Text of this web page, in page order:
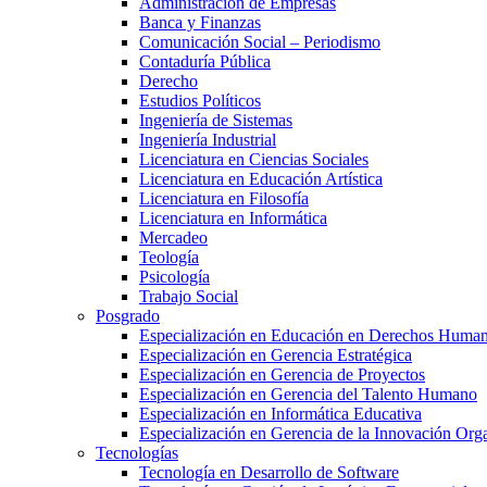
Banca y Finanzas
Comunicación Social – Periodismo
Contaduría Pública
Derecho
Estudios Políticos
Ingeniería de Sistemas
Ingeniería Industrial
Licenciatura en Ciencias Sociales
Licenciatura en Educación Artística
Licenciatura en Filosofía
Licenciatura en Informática
Mercadeo
Teología
Psicología
Trabajo Social
Posgrado
Especialización en Educación en Derechos
Especialización en Gerencia Estratégica
Especialización en Gerencia de Proyectos
Especialización en Gerencia del Talento Humano
Especialización en Informática Educativa
Especialización en Gerencia de la Innovación
Tecnologías
Tecnología en Desarrollo de Software